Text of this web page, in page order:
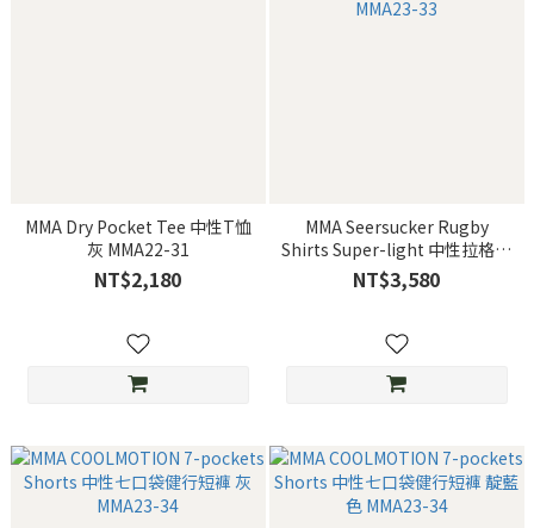
MMA Dry Pocket Tee 中性T恤
灰 MMA22-31
NT$2,180
MMA Seersucker Rugby
Shirts Super-light 中性拉格短
袖上衣 黑 MMA23-33
NT$3,580